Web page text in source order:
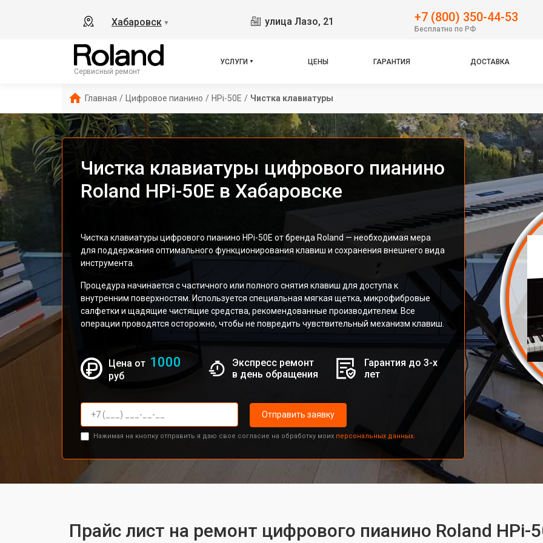
Хабаровск ▼ улица Лазо, 21 +7 (800) 350-44-53
Бесплатно по РФ
Сервисный ремонт
УСЛУГИ ЦЕНЫ ГАРАНТИЯ ДОСТАВКА
Главная / Цифровое пианино / HPi-50E / Чистка клавиатуры
Чистка клавиатуры цифрового пианино
Roland HPi-50E в Хабаровске
Чистка клавиатуры цифрового пианино HPi-50E от бренда Roland — необходимая мера
для поддержания оптимального функционирования клавиш и сохранения внешнего вида
инструмента.
Процедура начинается с частичного или полного снятия клавиш для доступа к
внутренним поверхностям. Используется специальная мягкая щетка, микрофибровые
салфетки и щадящие чистящие средства, рекомендованные производителем. Все
операции проводятся осторожно, чтобы не повредить чувствительный механизм клавиш.
Цена от 1000
руб
Экспресс ремонт
в день обращения
Гарантия до 3-х
лет
Отправить заявку
Нажимая на кнопку отправить я даю свое согласие на обработку моих персональных данных.
Прайс лист на ремонт цифрового пианино Roland HPi-